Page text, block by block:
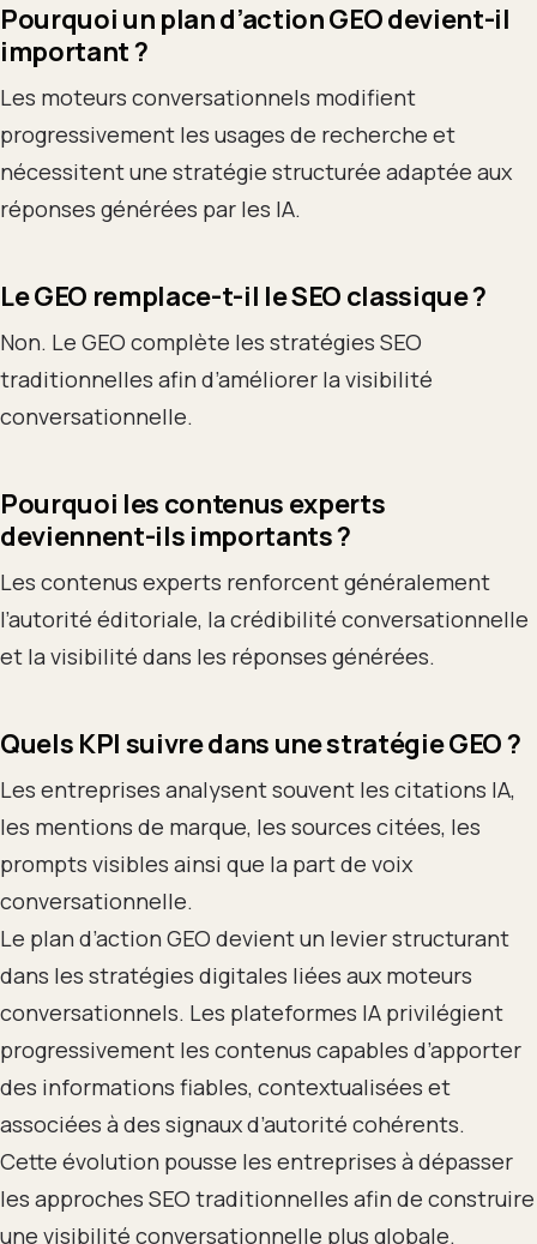
Pourquoi un plan d’action GEO devient-il
important ?
Les moteurs conversationnels modifient
progressivement les usages de recherche et
nécessitent une stratégie structurée adaptée aux
réponses générées par les IA.
Le GEO remplace-t-il le SEO classique ?
Non. Le GEO complète les stratégies SEO
traditionnelles afin d’améliorer la visibilité
conversationnelle.
Pourquoi les contenus experts
deviennent-ils importants ?
Les contenus experts renforcent généralement
l’autorité éditoriale, la crédibilité conversationnelle
et la visibilité dans les réponses générées.
Quels KPI suivre dans une stratégie GEO ?
Les entreprises analysent souvent les citations IA,
les mentions de marque, les sources citées, les
prompts visibles ainsi que la part de voix
conversationnelle.
Le plan d’action GEO devient un levier structurant
dans les stratégies digitales liées aux moteurs
conversationnels. Les plateformes IA privilégient
progressivement les contenus capables d’apporter
des informations fiables, contextualisées et
associées à des signaux d’autorité cohérents.
Cette évolution pousse les entreprises à dépasser
les approches SEO traditionnelles afin de construire
une visibilité conversationnelle plus globale.